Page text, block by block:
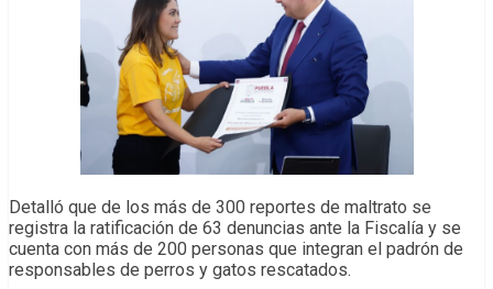
Detalló que de los más de 300 reportes de maltrato se
registra la ratificación de 63 denuncias ante la Fiscalía y se
cuenta con más de 200 personas que integran el padrón de
responsables de perros y gatos rescatados.